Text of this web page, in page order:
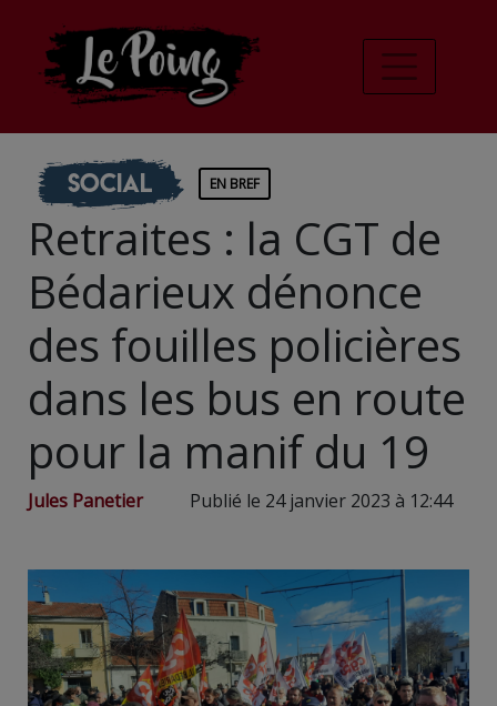
Social EN BREF
Retraites : la CGT de
Bédarieux dénonce
des fouilles policières
dans les bus en route
pour la manif du 19
Jules Panetier Publié le 24 janvier 2023 à 12:44